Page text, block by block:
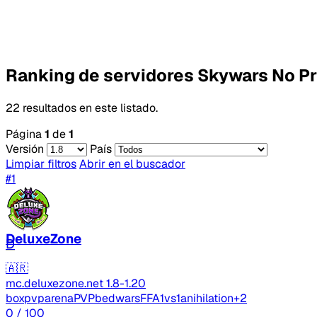
Ranking de servidores Skywars No
22 resultados en este listado.
Página1 de1
Versión
País
Limpiar filtrosAbrir en el buscador
#1
D
DeluxeZone
🇦🇷
mc.deluxezone.net1.8-1.20
boxpvparenaPVPbedwarsFFA1vs1anihilation+2
0 / 100